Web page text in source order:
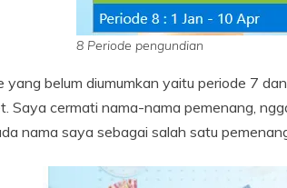
8 Periode pengundian
yang belum diumumkan yaitu periode 7
Saya cermati nama-nama pemenang,
nama saya sebagai salah satu